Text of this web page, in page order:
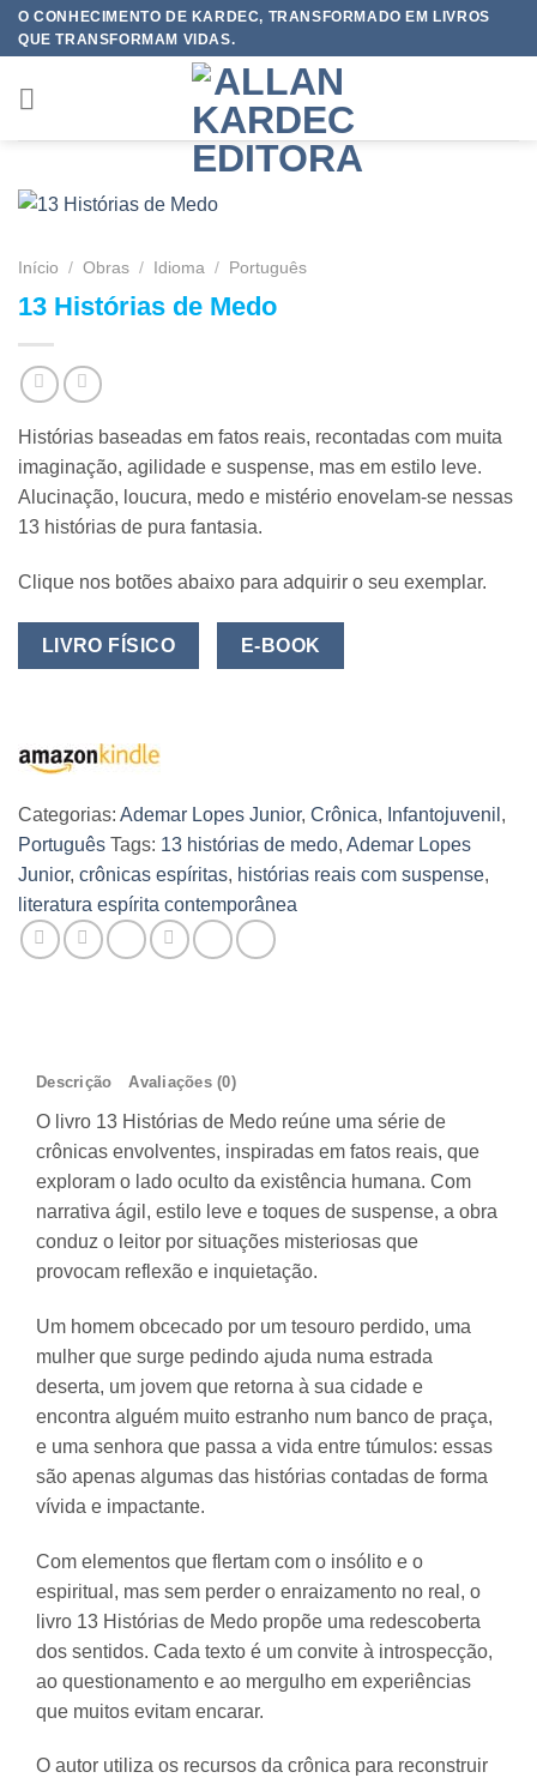
SkipO CONHECIMENTO DE KARDEC, TRANSFORMADO EM LIVROS
QUE TRANSFORMAM VIDAS.
Início / Obras / Idioma / Português
13 Histórias de Medo
Histórias baseadas em fatos reais, recontadas com muita
imaginação, agilidade e suspense, mas em estilo leve.
Alucinação, loucura, medo e mistério enovelam-se nessas
13 histórias de pura fantasia.
Clique nos botões abaixo para adquirir o seu exemplar.
LIVRO FÍSICO E-BOOK
Categorias: Ademar Lopes Junior, Crônica, Infantojuvenil ,
Português Tags: 13 histórias de medo, Ademar Lopes
Junior, crônicas espíritas, histórias reais com suspense,
literatura espírita contemporânea
Descrição Avaliações (0)
O livro 13 Histórias de Medo reúne uma série de
crônicas envolventes, inspiradas em fatos reais, que
exploram o lado oculto da existência humana. Com
narrativa ágil, estilo leve e toques de suspense, a obra
conduz o leitor por situações misteriosas que
provocam reflexão e inquietação.
Um homem obcecado por um tesouro perdido, uma
mulher que surge pedindo ajuda numa estrada
deserta, um jovem que retorna à sua cidade e
encontra alguém muito estranho num banco de praça,
e uma senhora que passa a vida entre túmulos: essas
são apenas algumas das histórias contadas de forma
vívida e impactante.
Com elementos que flertam com o insólito e o
espiritual, mas sem perder o enraizamento no real, o
livro 13 Histórias de Medo propõe uma redescoberta
dos sentidos. Cada texto é um convite à introspecção,
ao questionamento e ao mergulho em experiências
que muitos evitam encarar.
O autor utiliza os recursos da crônica para reconstruir